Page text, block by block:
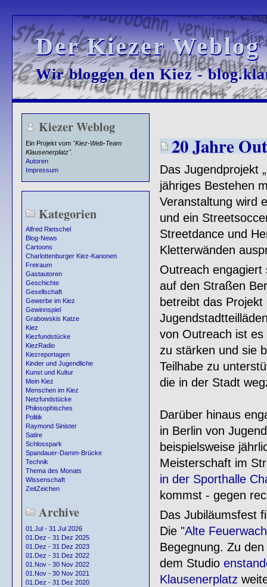
Der Kiezer
Der Kiezer
Wir bloggen den Kiez -
Wir bloggen den Kiez -
Kiezer Weblog
Ein Projekt vom "Kiez-Web-Team
Klausenerplatz".
Autoren
Impressum
Kategorien
Alfred Rietschel
Blog-News
Cartoons
Charlottenburger Kiez-Kanonen
Freiraum
Gastautoren
Geschichte
Gesellschaft
Gewerbe im Kiez
Gewinnspiel
Grabowskis Katze
Kiez
Kiezfundstücke
KiezRadio
Kiezreportagen
Kinder und Jugendliche
Kunst und Kultur
Mein Kiez
Menschen im Kiez
Netzfundstücke
Philosophisches
Politik
Raymond Sinister
Satire
Schlosspark
Spandauer-Damm-Brücke
Technik
Thema des Monats
Wissenschaft
ZeitZeichen
Archive
01.Jul - 31 Jul 2026
01.Dez - 31 Dez 2025
01.Dez - 31 Dez 2023
01.Dez - 31 Dez 2022
01.Nov - 30 Nov 2022
01.Nov - 30 Nov 2021
01.Dez - 31 Dez 2020
20 Jahre
Das Jugendprojekt
jähriges Bestehen
Veranstaltung wird
und ein
Streetdance und
Kletterwänden
Outreach engagiert
auf den Straßen
betreibt das
von Outreach ist es
zu stärken und sie
Teilhabe zu
die in der Stadt
Darüber hinaus
in Berlin von
beispielsweise
Meisterschaft im
in der Sporthalle
kommst - gegen
Das Jubiläumsfest
Die "Alte
Begegnung. Zu
dem Studio
Klausenerplatz